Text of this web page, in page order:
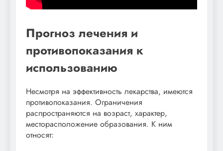
Прогноз лечения и
противопоказания к
использованию
Несмотря на эффективность лекарства, имеются
противопоказания. Ограничения
распространяются на возраст, характер,
месторасположение образования. К ним
относят: